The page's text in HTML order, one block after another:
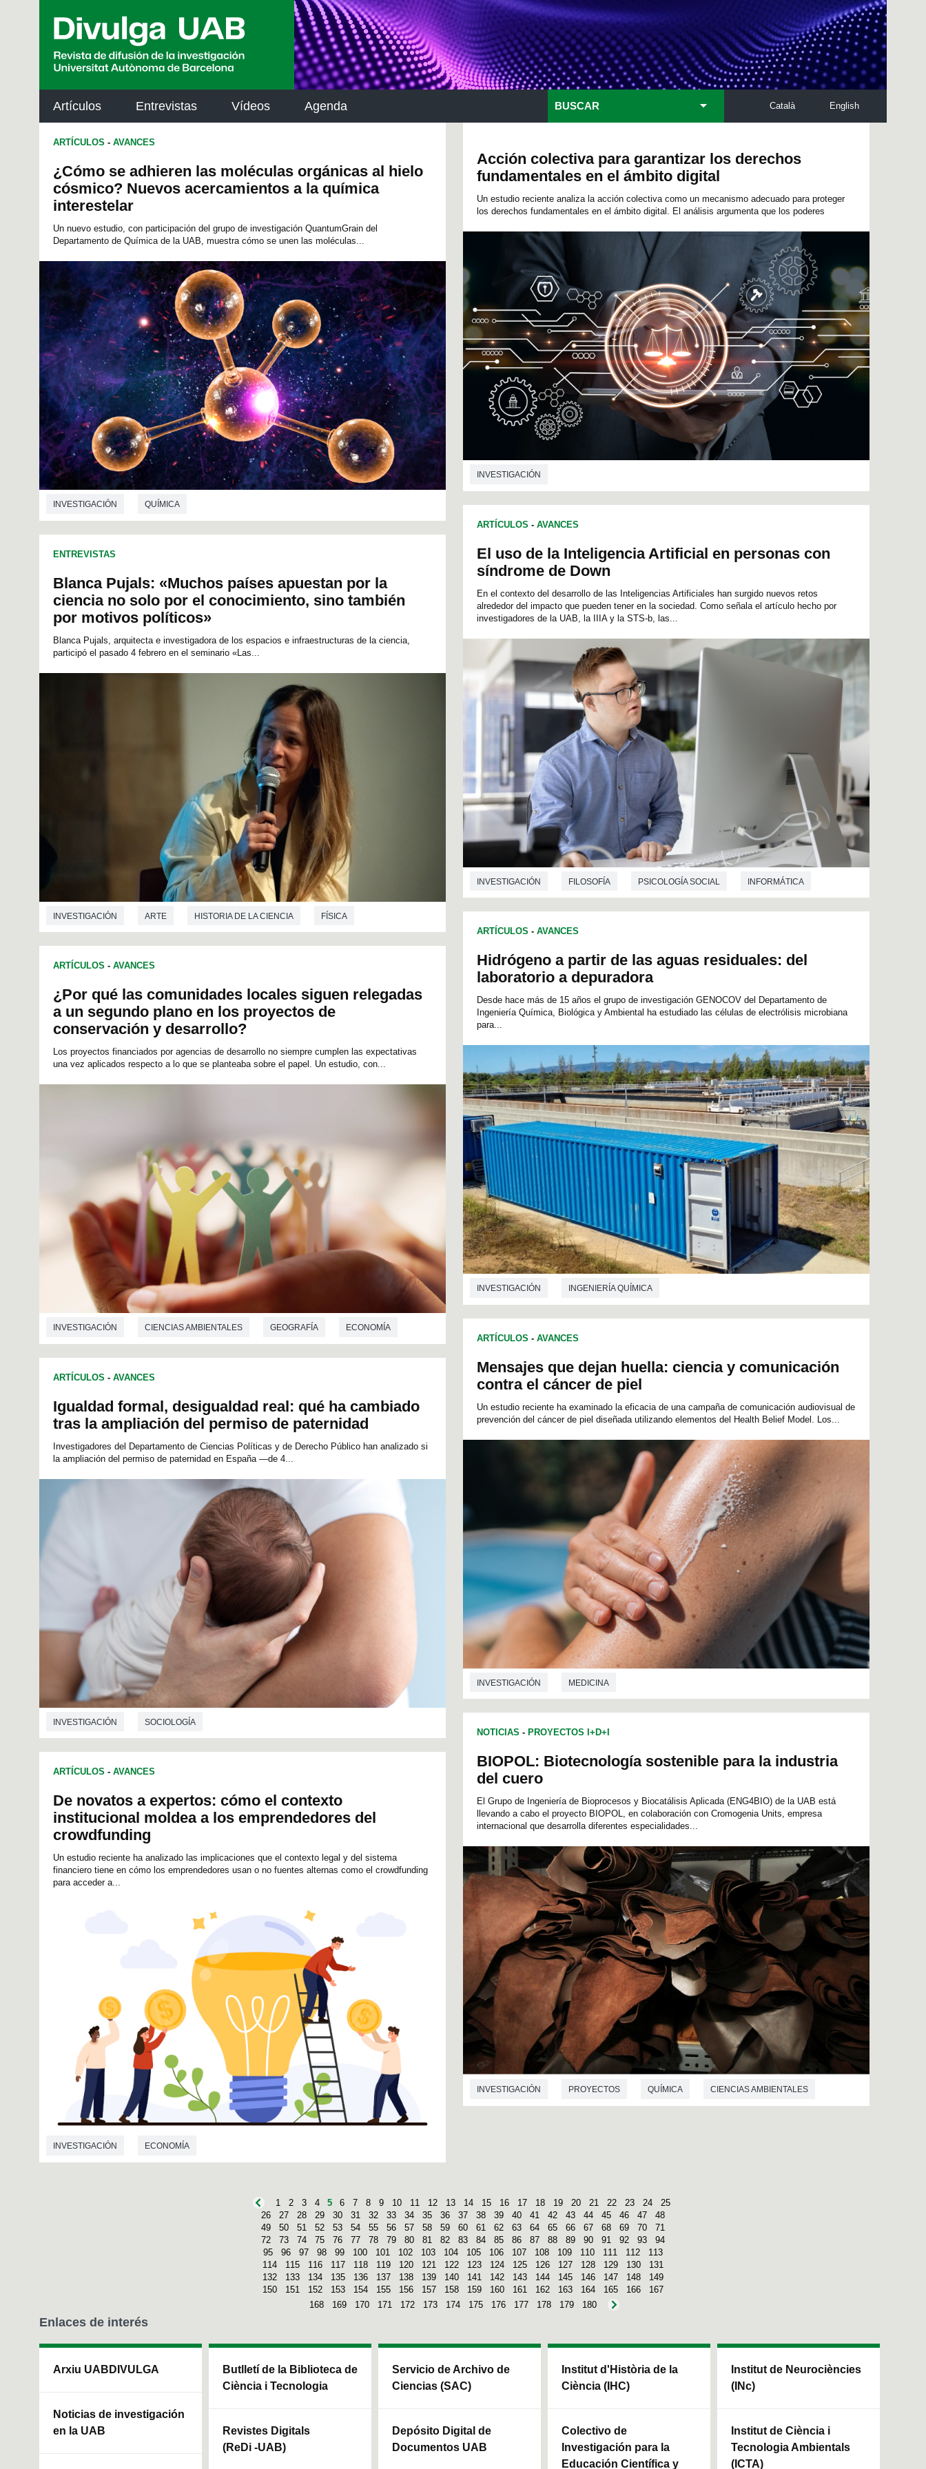
Artículos Entrevistas Vídeos Agenda English
Català
BUSCAR
ARTÍCULOS - AVANCES
¿Cómo se adhieren las moléculas orgánicas al hielo
cósmico? Nuevos acercamientos a la química
interestelar
Un nuevo estudio, con participación del grupo de investigación QuantumGrain del
Departamento de Química de la UAB, muestra cómo se unen las moléculas...
INVESTIGACIÓN QUÍMICA
ENTREVISTAS
Blanca Pujals: «Muchos países apuestan por la
ciencia no solo por el conocimiento, sino también
por motivos políticos»
Blanca Pujals, arquitecta e investigadora de los espacios e infraestructuras de la ciencia,
participó el pasado 4 febrero en el seminario «Las...
INVESTIGACIÓN ARTE HISTORIA DE LA CIENCIA FÍSICA
ARTÍCULOS - AVANCES
¿Por qué las comunidades locales siguen relegadas
a un segundo plano en los proyectos de
conservación y desarrollo?
Los proyectos financiados por agencias de desarrollo no siempre cumplen las expectativas
una vez aplicados respecto a lo que se planteaba sobre el papel. Un estudio, con...
INVESTIGACIÓN CIENCIAS AMBIENTALES GEOGRAFÍA ECONOMÍA
ARTÍCULOS - AVANCES
Igualdad formal, desigualdad real: qué ha cambiado
tras la ampliación del permiso de paternidad
Investigadores del Departamento de Ciencias Políticas y de Derecho Público han analizado si
la ampliación del permiso de paternidad en España —de 4...
INVESTIGACIÓN SOCIOLOGÍA
ARTÍCULOS - AVANCES
De novatos a expertos: cómo el contexto
institucional moldea a los emprendedores del
crowdfunding
Un estudio reciente ha analizado las implicaciones que el contexto legal y del sistema
financiero tiene en cómo los emprendedores usan o no fuentes alternas como el crowdfunding
para acceder a...
INVESTIGACIÓN ECONOMÍA
Acción colectiva para garantizar los derechos
fundamentales en el ámbito digital
Un estudio reciente analiza la acción colectiva como un mecanismo adecuado para proteger
los derechos fundamentales en el ámbito digital. El análisis argumenta que los poderes
INVESTIGACIÓN
ARTÍCULOS - AVANCES
El uso de la Inteligencia Artificial en personas con
síndrome de Down
En el contexto del desarrollo de las Inteligencias Artificiales han surgido nuevos retos
alrededor del impacto que pueden tener en la sociedad. Como señala el artículo hecho por
investigadores de la UAB, la IIIA y la STS-b, las...
INVESTIGACIÓN FILOSOFÍA PSICOLOGÍA SOCIAL INFORMÁTICA
ARTÍCULOS - AVANCES
Hidrógeno a partir de las aguas residuales: del
laboratorio a depuradora
Desde hace más de 15 años el grupo de investigación GENOCOV del Departamento de
Ingeniería Química, Biológica y Ambiental ha estudiado las células de electrólisis microbiana
para...
INVESTIGACIÓN INGENIERÍA QUÍMICA
ARTÍCULOS - AVANCES
Mensajes que dejan huella: ciencia y comunicación
contra el cáncer de piel
Un estudio reciente ha examinado la eficacia de una campaña de comunicación audiovisual de
prevención del cáncer de piel diseñada utilizando elementos del Health Belief Model. Los...
INVESTIGACIÓN MEDICINA
NOTICIAS - PROYECTOS I+D+I
BIOPOL: Biotecnología sostenible para la industria
del cuero
El Grupo de Ingeniería de Bioprocesos y Biocatálisis Aplicada (ENG4BIO) de la UAB está
llevando a cabo el proyecto BIOPOL, en colaboración con Cromogenia Units, empresa
internacional que desarrolla diferentes especialidades...
INVESTIGACIÓN PROYECTOS QUÍMICA CIENCIAS AMBIENTALES
1 2 3 4 5 6 7 8 9 10 11 12 13 14 15 16 17 18 19 20 21 22 23 24
25
26
27 28 29 30 31 32 33 34 35 36 37 38 39 40 41 42 43 44 45 46 47
48
49
50 51 52 53 54 55 56 57 58 59 60 61 62 63 64 65 66 67 68 69 70
71
72
73 74 75 76 77 78 79 80 81 82 83 84 85 86 87 88 89 90 91 92 93
94
95
96 97 98 99 100 101 102 103 104 105 106 107 108 109 110 111 112
113
114
115 116 117 118 119 120 121 122 123 124 125 126 127 128 129 130
131
132
133 134 135 136 137 138 139 140 141 142 143 144 145 146 147 148
149
150
151 152 153 154 155 156 157 158 159 160 161 162 163 164 165 166
167
168
169 170 171 172 173 174 175 176 177 178 179 180
Enlaces de interés
Arxiu UABDIVULGA
Noticias de investigación
en la UAB
Butlletí de la Biblioteca de
Ciència i Tecnologia
Revistes Digitals
(ReDi -UAB)
Servicio de Archivo de
Ciencias (SAC)
Depósito Digital de
Documentos UAB
Institut d'Història de la
Ciència (IHC)
Colectivo de
Investigación para la
Educación Científica y
Institut de Neurociències
(INc)
Institut de Ciència i
Tecnologia Ambientals
(ICTA)